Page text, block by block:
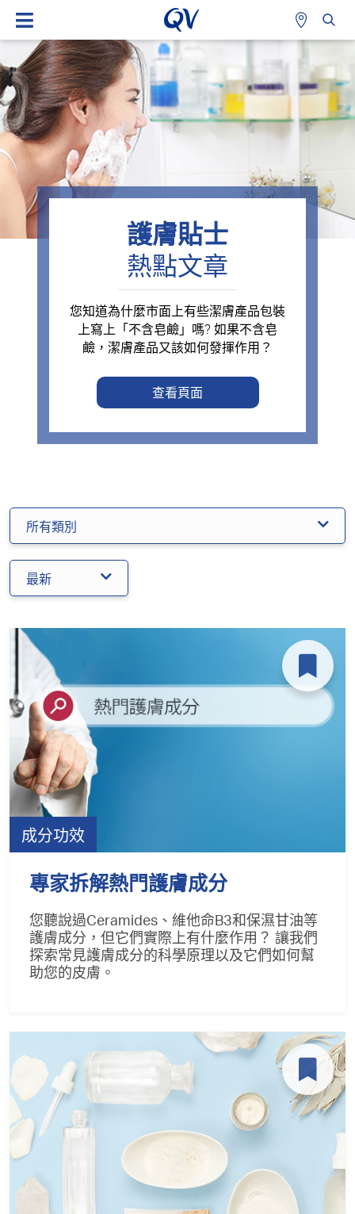
護膚貼士
熱點文章
您知道為什麼市面上有些潔膚產品包裝
上寫上「不含皂鹼」嗎? 如果不含皂
鹼，潔膚產品又該如何發揮作用？
查看頁面
所有類別
最新
成分功效
專家拆解熱門護膚成分
您聽說過Ceramides、維他命B3和保濕甘油等
護膚成分，但它們實際上有什麼作用？ 讓我們
探索常見護膚成分的科學原理以及它們如何幫
助您的皮膚。